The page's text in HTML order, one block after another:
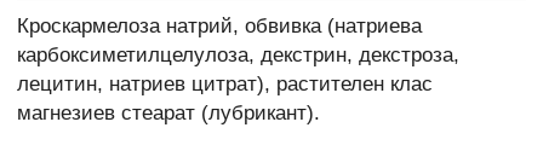
Кроскармелоза натрий, обвивка (натриева
карбоксиметилцелулоза, декстрин, декстроза,
лецитин, натриев цитрат), растителен клас
магнезиев стеарат (лубрикант).